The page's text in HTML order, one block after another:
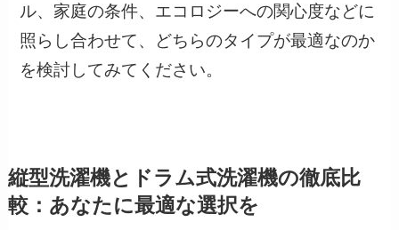
ル、家庭の条件、エコロジーへの関心度などに
照らし合わせて、どちらのタイプが最適なのか
を検討してみてください。
縦型洗濯機とドラム式洗濯機の徹底比
較：あなたに最適な選択を